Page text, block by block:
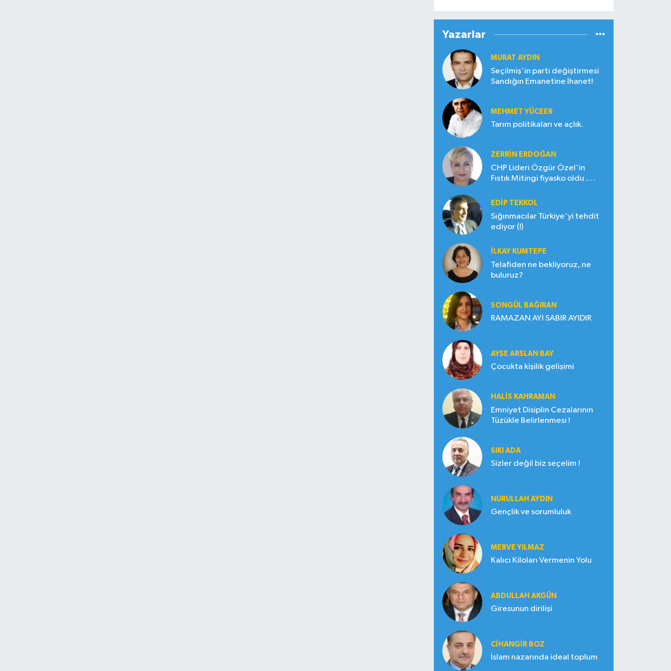
Yazarlar
MURAT AYDIN
Seçilmiş'in parti değiştirmesi
Sandığın Emanetine İhanet!
MEHMET YÜCEER
Tarım politikaları ve açlık.
ZERRIN ERDOĞAN
CHP Lideri Özgür Özel'in
Fıstık Mitingi fiyasko oldu .
EDIP TEKKOL
Sığınmacılar Türkiye'yi tehdit
ediyor (!)
İLKAY KUMTEPE
Telafiden ne bekliyoruz, ne
buluruz?
SONGÜL BAĞIRAN
RAMAZAN AYI SABIR AYIDIR
AYŞE ARSLAN BAY
Çocukta kişilik gelişimi
HALIS KAHRAMAN
Emniyet Disiplin Cezalarının
Tüzükle Belirlenmesi !
SIKI ADA
Sizler değil biz seçelim !
NURULLAH AYDIN
Gençlik ve sorumluluk
MERVE YILMAZ
Kalıcı Kiloları Vermenin Yolu
ABDULLAH AKGÜN
Giresunun dirilişi
CIHANGIR BOZ
İslam nazarında ideal toplum